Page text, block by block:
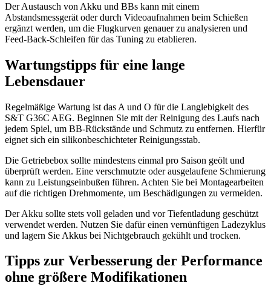
Der Austausch von Akku und BBs kann mit einem
Abstandsmessgerät oder durch Videoaufnahmen beim Schießen
ergänzt werden, um die Flugkurven genauer zu analysieren und
Feed-Back-Schleifen für das Tuning zu etablieren.
Wartungstipps für eine lange
Lebensdauer
Regelmäßige Wartung ist das A und O für die Langlebigkeit des
S&T G36C AEG. Beginnen Sie mit der Reinigung des Laufs nach
jedem Spiel, um BB-Rückstände und Schmutz zu entfernen. Hierfür
eignet sich ein silikonbeschichteter Reinigungsstab.
Die Getriebebox sollte mindestens einmal pro Saison geölt und
überprüft werden. Eine verschmutzte oder ausgelaufene Schmierung
kann zu Leistungseinbußen führen. Achten Sie bei Montagearbeiten
auf die richtigen Drehmomente, um Beschädigungen zu vermeiden.
Der Akku sollte stets voll geladen und vor Tiefentladung geschützt
verwendet werden. Nutzen Sie dafür einen vernünftigen Ladezyklus
und lagern Sie Akkus bei Nichtgebrauch gekühlt und trocken.
Tipps zur Verbesserung der Performance
ohne größere Modifikationen